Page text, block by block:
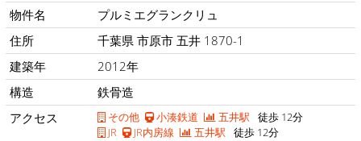
物件名
プルミエグランクリュ
住所
千葉県 市原市 五井 1870-1
建築年
2012年
構造
鉄骨造
アクセス
その他 小湊鉄道 五井駅 徒歩 12分
JR
JR内房線 五井駅 徒歩 12分